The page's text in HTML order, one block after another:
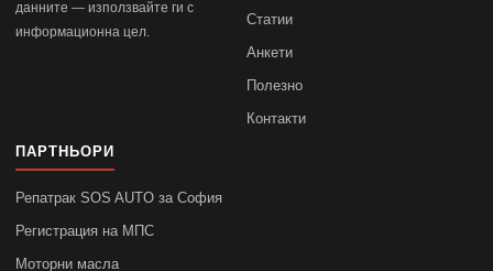
данните — използвайте ги с
информационна цел.
Статии
Анкети
Полезно
Контакти
ПАРТНЬОРИ
Репатрак SOS AUTO за София
Регистрация на МПС
Моторни масла